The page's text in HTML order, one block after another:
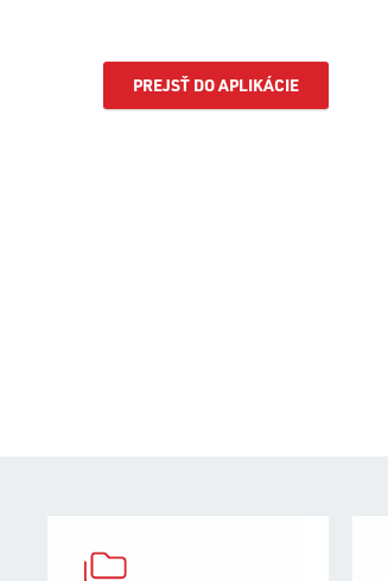
PREJSŤ DO APLIKÁCIE